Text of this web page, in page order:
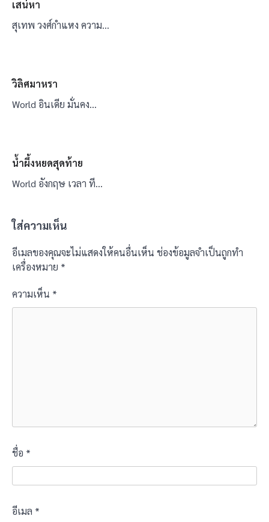
เสน่หา
สุเทพ วงศ์กำแหง ความ…
วิลิศมาหรา
World อินเดีย มั่นคง…
น้ำผึ้งหยดสุดท้าย
World อังกฤษ เวลา ที…
ใส่ความเห็น
อีเมลของคุณจะไม่แสดงให้คนอื่นเห็น ช่องข้อมูลจำเป็นถูกทำ
เครื่องหมาย *
ความเห็น *
ชื่อ *
อีเมล *